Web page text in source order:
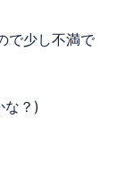
で少し不満で
な？)